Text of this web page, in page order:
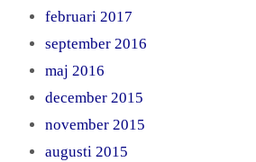
februari 2017
september 2016
maj 2016
december 2015
november 2015
augusti 2015